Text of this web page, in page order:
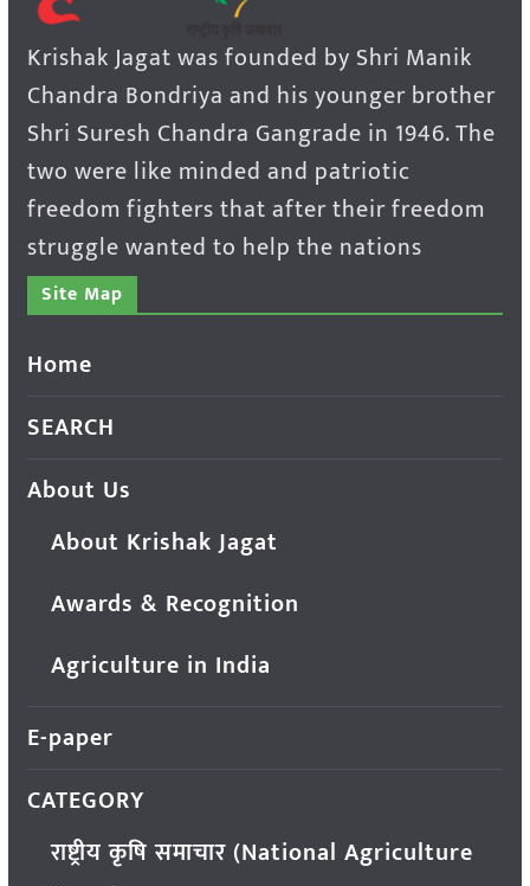
Krishak Jagat was founded by Shri Manik
Chandra Bondriya and his younger brother
Shri Suresh Chandra Gangrade in 1946. The
two were like minded and patriotic
freedom fighters that after their freedom
struggle wanted to help the nations
Site Map
Home
SEARCH
About Us
About Krishak Jagat
Awards & Recognition
Agriculture in India
E-paper
CATEGORY
राष्ट्रीय कृषि समाचार (National Agriculture